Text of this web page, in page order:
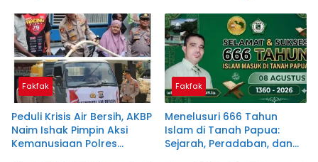
Fakfak
Peduli Krisis Air Bersih, AKBP
Naim Ishak Pimpin Aksi
Kemanusiaan Polres
Fakfak
Menelusuri 666 Tahun
Islam di Tanah Papua:
Sejarah, Peradaban, dan